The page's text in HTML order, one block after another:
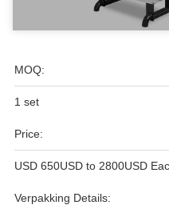
MOQ:
1 set
Price:
USD 650USD to 2800USD
Verpakking Details: